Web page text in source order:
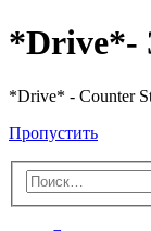
*Drive*-
*Drive* - Counter
Пропустить